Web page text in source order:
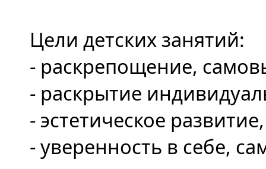
Цели детских занятий:
- раскрепощение,
- раскрытие
- эстетическое
- уверенность в себе,